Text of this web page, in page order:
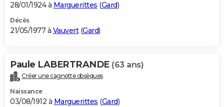
28/01/1924 à Marguerittes (Gard)
Décès
21/05/1977 à Vauvert(Gard)
Paule LABERTRANDE (63 ans)
Créer une cagnotte obsèques
Naissance
03/08/1912 à Marguerittes (Gard)